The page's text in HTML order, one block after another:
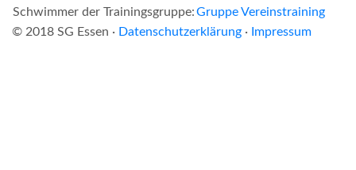
Schwimmer der Trainingsgruppe:Gruppe Vereinstraining
© 2018 SG Essen · Datenschutzerklärung · Impressum